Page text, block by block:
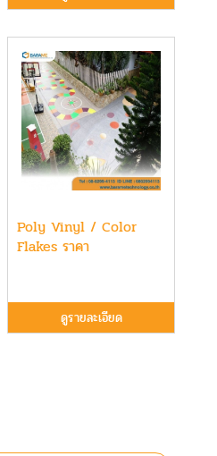
Poly Vinyl / Color
Flakes ราคา
ดูรายละเอียด